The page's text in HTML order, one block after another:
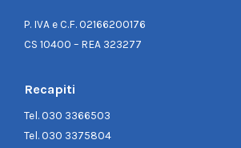
P. IVA e C.F. 02166200176
CS 10400 – REA 323277
Recapiti
Tel.030 3366503
Tel.030 3375804